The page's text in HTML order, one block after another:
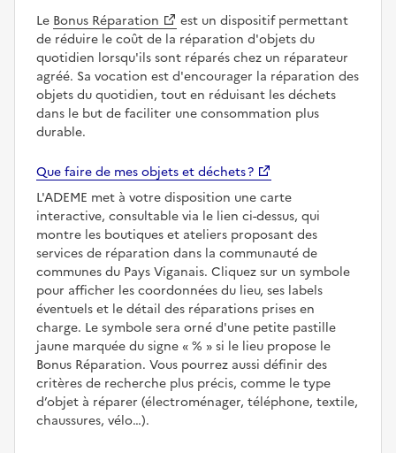
Le Bonus Réparation
est un dispositif permettant
de réduire le coût de la réparation d'objets du
quotidien lorsqu'ils sont réparés chez un réparateur
agréé. Sa vocation est d'encourager la réparation des
objets du quotidien, tout en réduisant les déchets
dans le but de faciliter une consommation plus
durable.
Que faire de mes objets et déchets ?
L'ADEME met à votre disposition une carte
interactive, consultable via le lien ci-dessus, qui
montre les boutiques et ateliers proposant des
services de réparation dans la communauté de
communes du Pays Viganais. Cliquez sur un symbole
pour afficher les coordonnées du lieu, ses labels
éventuels et le détail des réparations prises en
charge. Le symbole sera orné d'une petite pastille
jaune marquée du signe
%
si le lieu propose le
Bonus Réparation. Vous pourrez aussi définir des
critères de recherche plus précis, comme le type
d’objet à réparer (électroménager, téléphone, textile,
chaussures, vélo…).